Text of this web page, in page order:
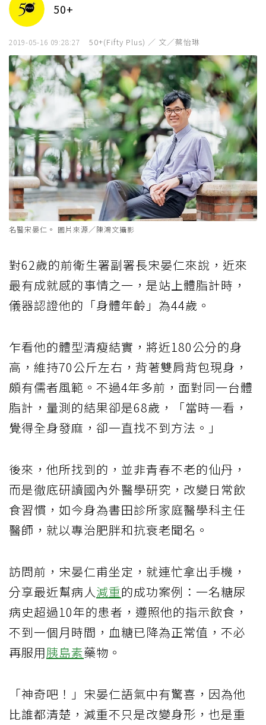
50+
2019-05-16 09:28:27 50+(Fifty Plus) ／ 文／蔡怡琳
名醫宋晏仁。 圖片來源／陳鴻文攝影
對62歲的前衛生署副署長宋晏仁來說，近來
最有成就感的事情之一，是站上體脂計時，
儀器認證他的「身體年齡」為44歲。
乍看他的體型清瘦結實，將近180公分的身
高，維持70公斤左右，背著雙肩背包現身，
頗有儒者風範。不過4年多前，面對同一台體
脂計，量測的結果卻是68歲，「當時一看，
覺得全身發麻，卻一直找不到方法。」
後來，他所找到的，並非青春不老的仙丹，
而是徹底研讀國內外醫學研究，改變日常飲
食習慣，如今身為書田診所家庭醫學科主任
醫師，就以專治肥胖和抗衰老聞名。
訪問前，宋晏仁甫坐定，就連忙拿出手機，
分享最近幫病人減重的成功案例：一名糖尿
病史超過10年的患者，遵照他的指示飲食，
不到一個月時間，血糖已降為正常值，不必
再服用胰島素藥物。
「神奇吧！」宋晏仁語氣中有驚喜，因為他
比誰都清楚，減重不只是改變身形，也是重